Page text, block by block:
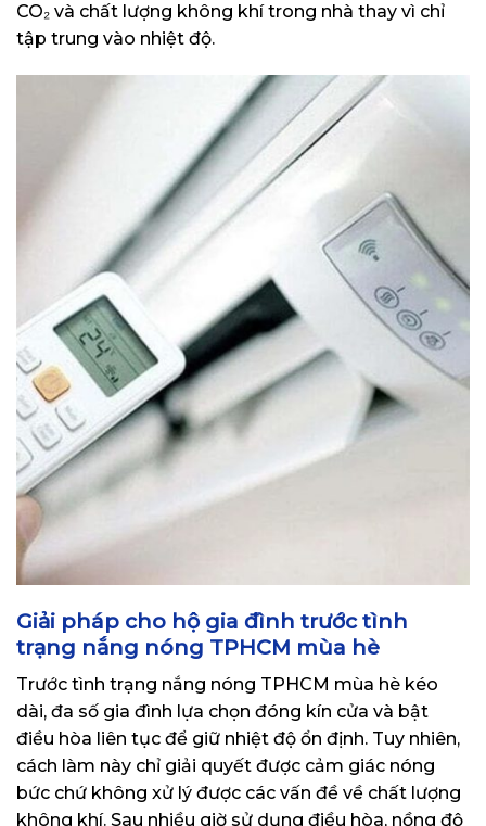
CO₂ và chất lượng không khí trong nhà thay vì chỉ
tập trung vào nhiệt độ.
Giải pháp cho hộ gia đình trước tình
trạng nắng nóng TPHCM mùa hè
Trước tình trạng nắng nóng TPHCM mùa hè kéo
dài, đa số gia đình lựa chọn đóng kín cửa và bật
điều hòa liên tục để giữ nhiệt độ ổn định. Tuy nhiên,
cách làm này chỉ giải quyết được cảm giác nóng
bức chứ không xử lý được các vấn đề về chất lượng
không khí. Sau nhiều giờ sử dụng điều hòa, nồng độ